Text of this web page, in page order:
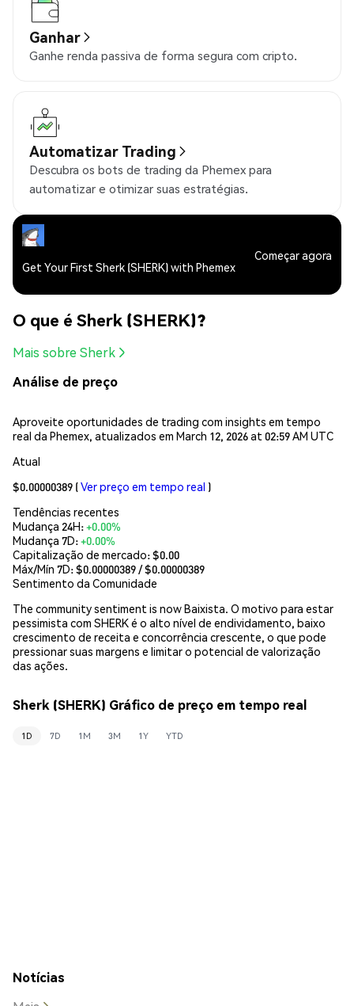
Ganhar
Ganhe renda passiva de forma segura com cripto.
Automatizar Trading
Descubra os bots de trading da Phemex para
automatizar e otimizar suas estratégias.
Get Your First Sherk (SHERK) with Phemex
Começar agora
O que é Sherk (SHERK)?
Mais sobre Sherk
Análise de preço
Aproveite oportunidades de trading com insights em tempo
real da Phemex, atualizados em March 12, 2026 at 02:59 AM UTC
Atual
$0.00000389 (Ver preço em tempo real )
Tendências recentes
Mudança 24H:+0.00%
Mudança 7D:+0.00%
Capitalização de mercado:$0.00
Máx/Mín 7D: $0.00000389/ $0.00000389
Sentimento da Comunidade
The community sentiment is now Baixista. O motivo para estar
pessimista com SHERK é o alto nível de endividamento, baixo
crescimento de receita e concorrência crescente, o que pode
pressionar suas margens e limitar o potencial de valorização
das ações.
Sherk (SHERK) Gráfico de preço em tempo real
1D 7D 1M 3M 1Y YTD
Notícias